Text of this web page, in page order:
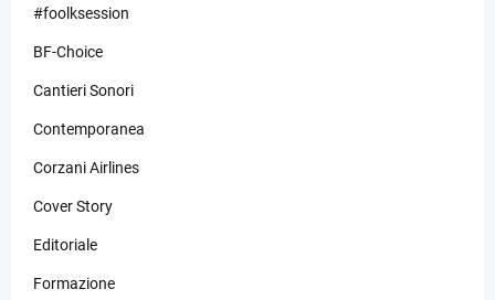
#foolksession
BF-Choice
Cantieri Sonori
Contemporanea
Corzani Airlines
Cover Story
Editoriale
Formazione